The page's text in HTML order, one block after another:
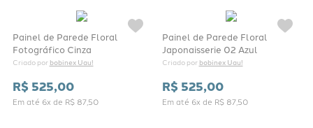
Painel de Parede Floral
Fotográfico Cinza
Criado por bobinex Uau!
R$ 525,00
Em até 6x de R$ 87,50
Painel de Parede Floral
Japonaisserie 02 Azul
Criado por bobinex Uau!
R$ 525,00
Em até 6x de R$ 87,50